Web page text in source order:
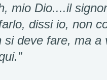
mio Dio....il
dissi io, non
si deve fare, ma